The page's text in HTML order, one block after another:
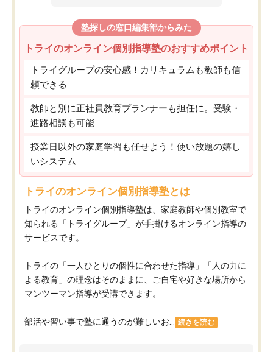
塾探しの窓口編集部からみた
トライのオンライン個別指導塾のおすすめポイント
トライグループの安心感！カリキュラムも教師も信
頼できる
教師と別に正社員教育プランナーも担任に。受験・
進路相談も可能
授業日以外の家庭学習も任せよう！使い放題の嬉し
いシステム
トライのオンライン個別指導塾とは
トライのオンライン個別指導塾は、家庭教師や個別教室で
知られる「トライグループ」が手掛けるオンライン指導の
サービスです。
トライの「一人ひとりの個性に合わせた指導」「人の力に
よる教育」の理念はそのままに、ご自宅や好きな場所から
マンツーマン指導が受講できます。
部活や習い事で塾に通うのが難しいお... 続きを読む